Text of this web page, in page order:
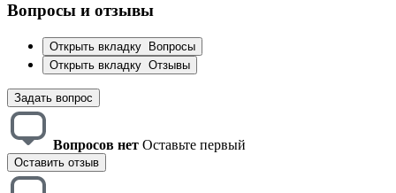
Вопросы и отзывы
Открыть вкладку
Вопросы
Открыть вкладку Отзывы
Задать вопрос
Вопросов нет Оставьте первый
Оставить отзыв